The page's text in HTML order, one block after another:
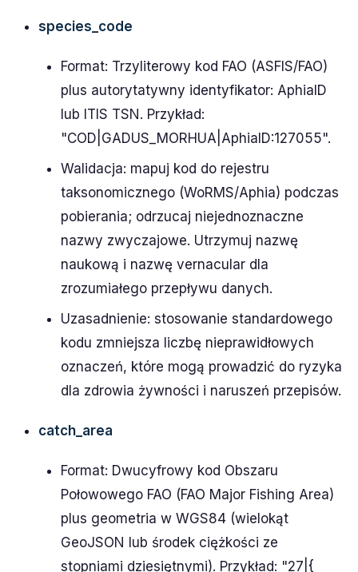
species_code
Format: Trzyliterowy kod FAO (ASFIS/FAO)
plus autorytatywny identyfikator: AphiaID
lub ITIS TSN. Przykład:
"COD|GADUS_MORHUA|AphiaID:127055".
Walidacja: mapuj kod do rejestru
taksonomicznego (WoRMS/Aphia) podczas
pobierania; odrzucaj niejednoznaczne
nazwy zwyczajowe. Utrzymuj nazwę
naukową i nazwę vernacular dla
zrozumiałego przepływu danych.
Uzasadnienie: stosowanie standardowego
kodu zmniejsza liczbę nieprawidłowych
oznaczeń, które mogą prowadzić do ryzyka
dla zdrowia żywności i naruszeń przepisów.
catch_area
Format: Dwucyfrowy kod Obszaru
Połowowego FAO (FAO Major Fishing Area)
plus geometria w WGS84 (wielokąt
GeoJSON lub środek ciężkości ze
stopniami dziesiętnymi). Przykład: "27|{